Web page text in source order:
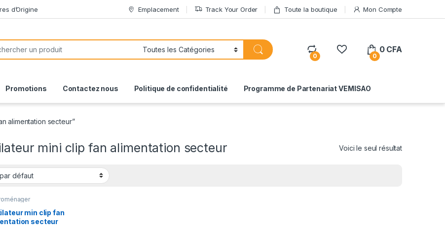
d’Origine Emplacement Track Your Order Toute la boutique Mon Compte
0 0
0 CFA
Promotions Contactez nous Politique de confidentialité Programme de Partenariat VEMISAO
alimentation secteur”
mini clip fan alimentation secteur Voici le seul résultat
min clip fan
secteur